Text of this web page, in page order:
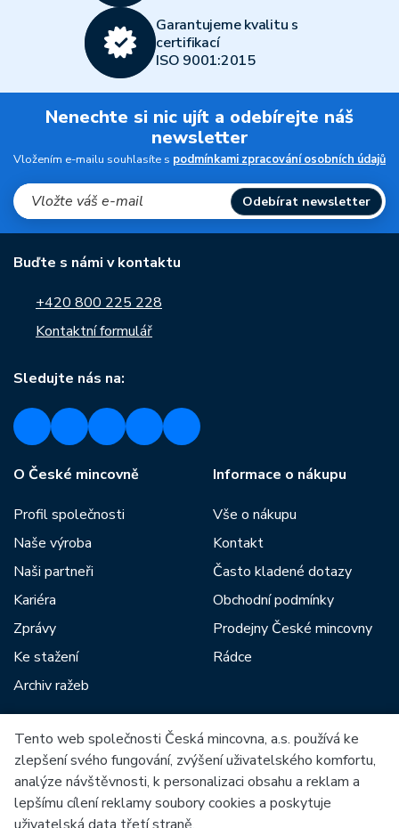
Garantujeme kvalitu s
certifikací
ISO 9001:2015
Nenechte si nic ujít a odebírejte náš
newsletter
Vložením e-mailu souhlasíte s podmínkami zpracování osobních údajů
Odebírat newsletter
Buďte s námi v kontaktu
+420 800 225 228
Kontaktní formulář
Sledujte nás na:
O České mincovně
Profil společnosti
Naše výroba
Naši partneři
Kariéra
Zprávy
Ke stažení
Archiv ražeb
Informace o nákupu
Vše o nákupu
Kontakt
Často kladené dotazy
Obchodní podmínky
Prodejny České mincovny
Rádce
Mezi naše partnery patří:
Tento web společnosti Česká mincovna, a.s. používá ke
zlepšení svého fungování, zvýšení uživatelského komfortu,
analýze návštěvnosti, k personalizaci obsahu a reklam a
lepšímu cílení reklamy soubory cookies a poskytuje